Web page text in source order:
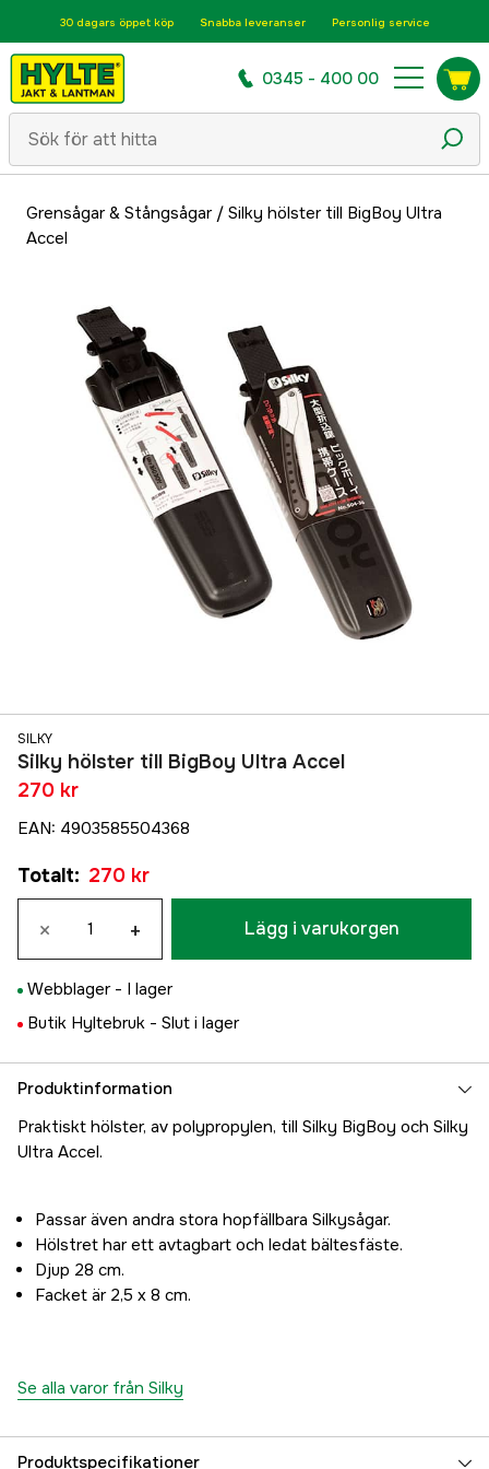
30 dagars öppet köp Snabba leveranser Personlig service
0345 - 400 00
Grensågar & Stångsågar/ Silky hölster till BigBoy Ultra
Accel
SILKY
Silky hölster till BigBoy Ultra Accel
270 kr
EAN: 4903585504368
Totalt: 270 kr
× + Lägg i varukorgen
Webblager - I lager
Butik Hyltebruk - Slut i lager
Produktinformation
Praktiskt hölster, av polypropylen, till Silky BigBoy och Silky
Ultra Accel.
Passar även andra stora hopfällbara Silkysågar.
Hölstret har ett avtagbart och ledat bältesfäste.
Djup 28 cm.
Facket är 2,5 x 8 cm.
Se alla varor från Silky
Produktspecifikationer